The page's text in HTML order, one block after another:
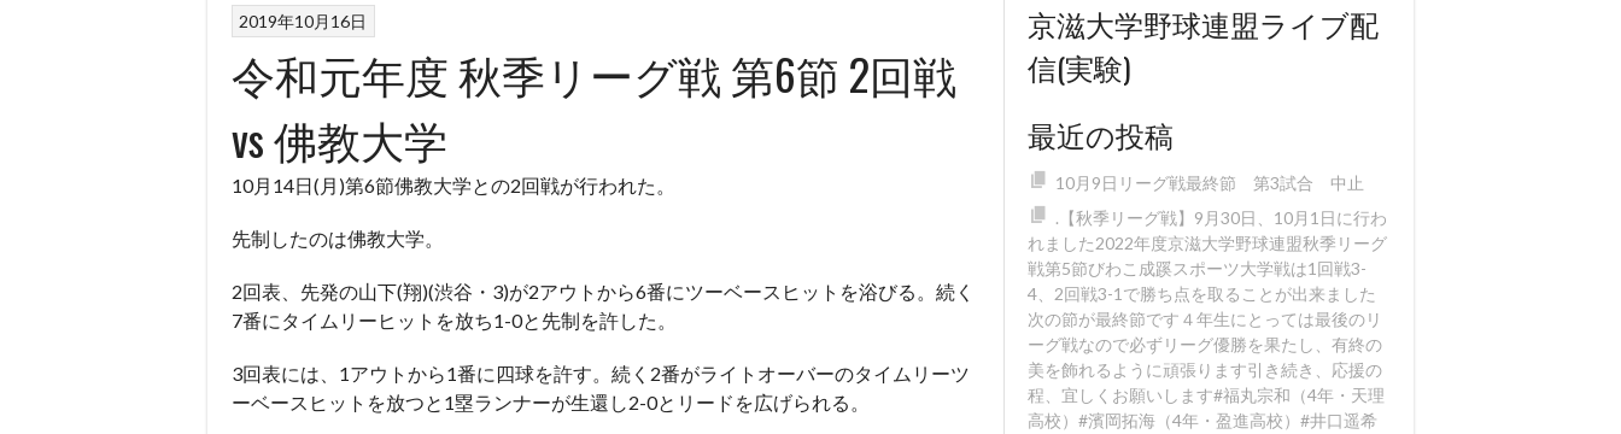
2019年10月16日
令和元年度 秋季リーグ戦 第6節 2回戦
vs 佛教大学
10月 14日( 月 )第6節佛教大学との2回戦が行われた。
先制したのは佛教大学。
2回表、先発の山下(翔)(渋谷・ 3)が2アウトから6番にツーベースヒットを浴びる。続く
7番にタイムリーヒットを放ち1-0と先制を許した。
3回表には、 1アウトから1番に四球を許す。続く 2番がライトオーバーのタイムリーツ
ーベースヒットを放つと 1塁ランナーが生還し 2-0とリードを広げられる。
京滋大学野球連盟ライブ配
信(実験)
最近の投稿
10月9日リーグ戦最終節 第3試合 中止
.【秋季リーグ戦】9月30日、10月1日に行わ
れました2022年度京滋大学野球連盟秋季リーグ
戦第5節びわこ成蹊スポーツ大学戦は1回戦3-
4、2回戦3-1で勝ち点を取ることが出来ました️
次の節が最終節です４年生にとっては最後のリ
ーグ戦なので必ずリーグ優勝を果たし、有終の
美を飾れるように頑張ります️引き続き、応援の
程、宜しくお願いします#福丸宗和（4年・天理
高校）#濱岡拓海（4年・盈進高校）#井口遥希